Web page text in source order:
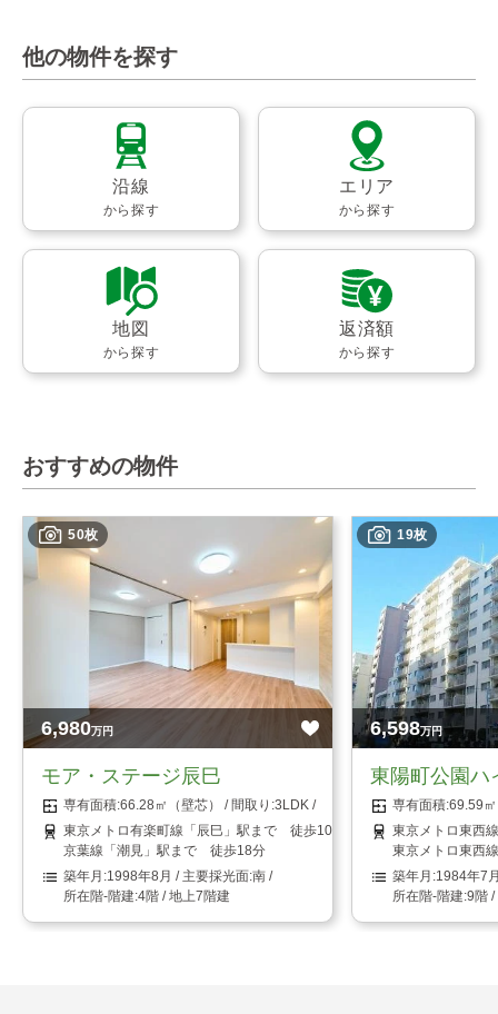
他の物件を探す
沿線
から探す
エリア
から探す
地図
から探す
返済額
から探す
おすすめの物件
50枚
6,980万円
モア・ステージ辰巳
66.28㎡（壁芯）
3LDK
東京メトロ有楽町線「辰巳」駅まで 徒歩10分
京葉線「潮見」駅まで 徒歩18分
1998年8月
南
4階 / 地上7階建
19枚
6,598万円
東陽町公園ハ
69.59
東京メトロ東西
東京メトロ東西
1984年7
9階 /